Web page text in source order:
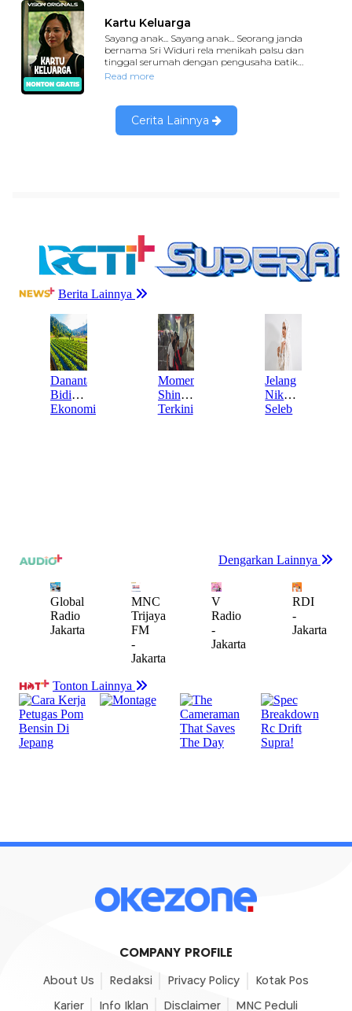
COMPANY PROFILE
About Us Redaksi Privacy Policy Kotak Pos
Karier Info Iklan Disclaimer MNC Peduli